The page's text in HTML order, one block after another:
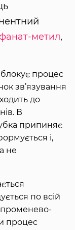
метил,
процес
зв’язування
до
В
припиняє
і,
не
по всій
променево-
процес